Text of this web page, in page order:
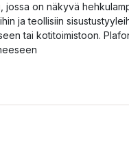
jossa on näkyvä
ja teollisiin
tai kotitoimistoon.